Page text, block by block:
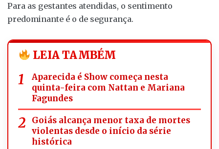
Para as gestantes atendidas, o sentimento
predominante é o de segurança.
LEIA TAMBÉM
Aparecida é Show começa nesta
quinta-feira com Nattan e Mariana
Fagundes
Goiás alcança menor taxa de mortes
violentas desde o início da série
histórica